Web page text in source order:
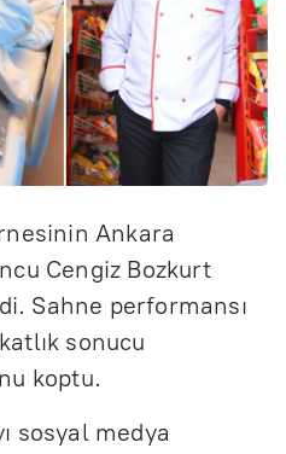
Ankara
Cengiz Bozkurt
Sahne performansı
sonucu
koptu.
sosyal medya